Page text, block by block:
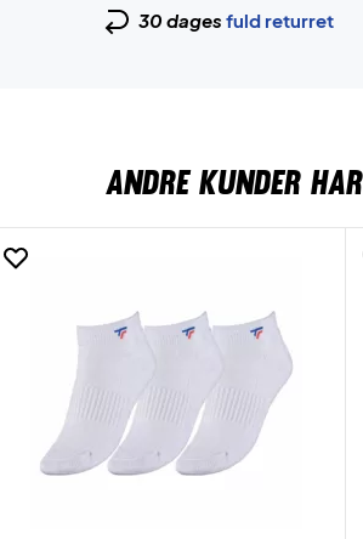
30 dages fuld returret
ANDRE KUNDER